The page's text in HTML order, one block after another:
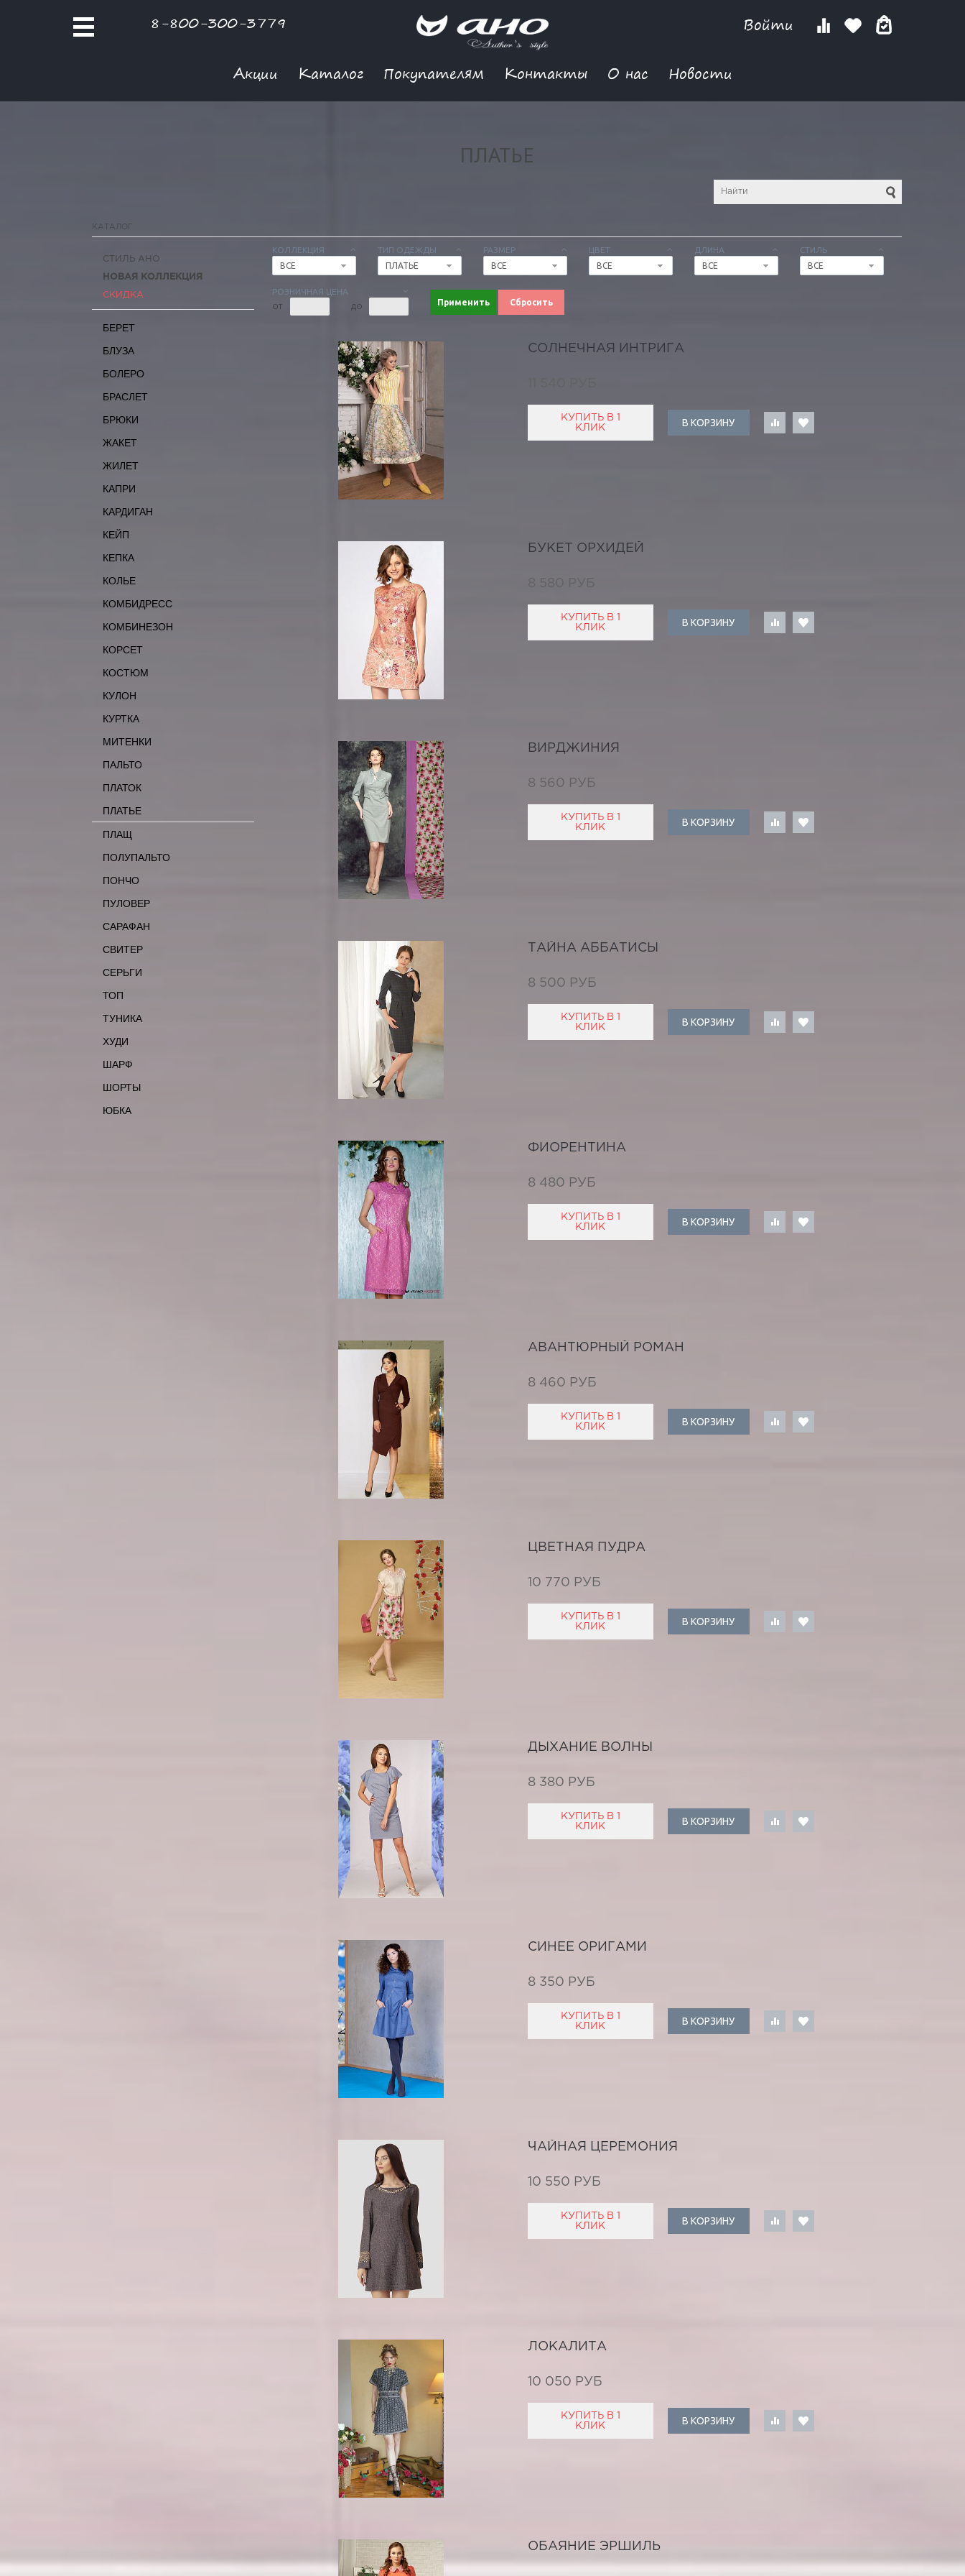
8-800-300-3779 Войти
Акции Каталог Покупателям Контакты О нас Новости
ПЛАТЬЕ
КАТАЛОГ
КОЛЛЕКЦИЯ
ВСЕ
ТИП ОДЕЖДЫ
ПЛАТЬЕ
РАЗМЕР
ВСЕ
ЦВЕТ
ВСЕ
ДЛИНА
ВСЕ
СТИЛЬ
ВСЕ
РОЗНИЧНАЯ ЦЕНА
ОТ ДО Применить Сбросить
СТИЛЬ АНО
НОВАЯ КОЛЛЕКЦИЯ
СКИДКА
БЕРЕТ
БЛУЗА
БОЛЕРО
БРАСЛЕТ
БРЮКИ
ЖАКЕТ
ЖИЛЕТ
КАПРИ
КАРДИГАН
КЕЙП
КЕПКА
КОЛЬЕ
КОМБИДРЕСС
КОМБИНЕЗОН
КОРСЕТ
КОСТЮМ
КУЛОН
КУРТКА
МИТЕНКИ
ПАЛЬТО
ПЛАТОК
ПЛАТЬЕ
ПЛАЩ
ПОЛУПАЛЬТО
ПОНЧО
ПУЛОВЕР
САРАФАН
СВИТЕР
СЕРЬГИ
ТОП
ТУНИКА
ХУДИ
ШАРФ
ШОРТЫ
ЮБКА
СОЛНЕЧНАЯ ИНТРИГА
КУПИТЬ В 1
КЛИК
В КОРЗИНУ
БУКЕТ ОРХИДЕЙ
8 580 РУБ
КУПИТЬ В 1
КЛИК
В КОРЗИНУ
ВИРДЖИНИЯ
8 560 РУБ
КУПИТЬ В 1
КЛИК
В КОРЗИНУ
ТАЙНА АББАТИСЫ
8 500 РУБ
КУПИТЬ В 1
КЛИК
В КОРЗИНУ
ФИОРЕНТИНА
8 480 РУБ
КУПИТЬ В 1
КЛИК
В КОРЗИНУ
АВАНТЮРНЫЙ РОМАН
8 460 РУБ
КУПИТЬ В 1
КЛИК
В КОРЗИНУ
ЦВЕТНАЯ ПУДРА
10 770 РУБ
КУПИТЬ В 1
КЛИК
В КОРЗИНУ
ДЫХАНИЕ ВОЛНЫ
8 380 РУБ
КУПИТЬ В 1
КЛИК
В КОРЗИНУ
СИНЕЕ ОРИГАМИ
8 350 РУБ
КУПИТЬ В 1
КЛИК
В КОРЗИНУ
ЧАЙНАЯ ЦЕРЕМОНИЯ
10 550 РУБ
КУПИТЬ В 1
КЛИК
В КОРЗИНУ
ЛОКАЛИТА
10 050 РУБ
КУПИТЬ В 1
КЛИК
В КОРЗИНУ
ОБАЯНИЕ ЭРШИЛЬ